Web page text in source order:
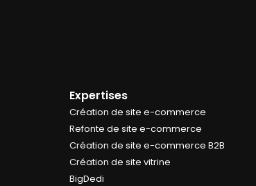
Expertises
Création de site e-commerce
Refonte de site e-commerce
Création de site e-commerce B2B
Création de site vitrine
BigDedi